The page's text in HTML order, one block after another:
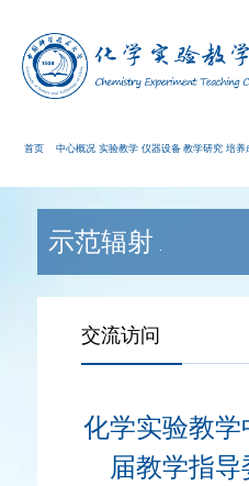
首页 中心概况 实验教学 仪器设备 教学研究 培养
示范辐射
交流访问
化学实验教学
届教学指